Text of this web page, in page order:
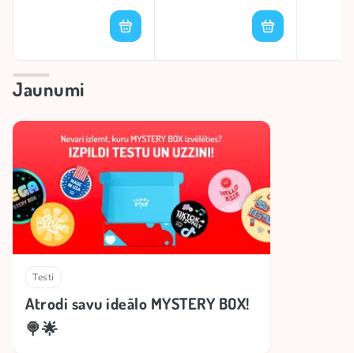
Jaunumi
Testi
Atrodi savu ideālo MYSTERY BOX!
🍭🌟